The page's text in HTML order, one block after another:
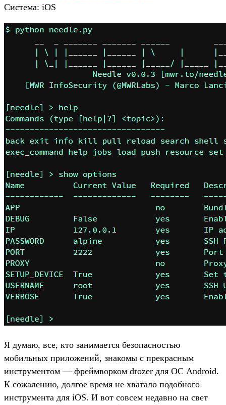
Система: iOS
Я думаю, все, кто занимается безопасностью
мобильных приложений, знакомы с прекрасным
инструментом — фреймворком drozer для ОС Android.
К сожалению, долгое время не хватало подобного
инструмента для iOS. И вот совсем недавно на свет